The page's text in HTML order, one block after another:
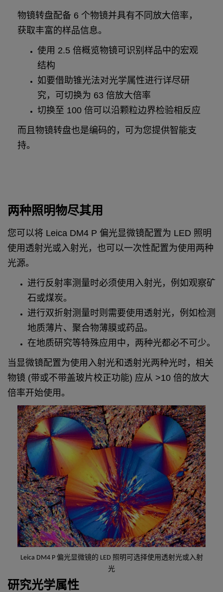
物镜转盘配备 6 个物镜并具有不同放大倍率，
获取丰富的样品信息。
使用 2.5 倍概览物镜可识别样品中的宏观
结构
如要借助锥光法对光学属性进行详尽研
究，可切换为 63 倍放大倍率
切换至 100 倍可以沿颗粒边界检验相反应
而且物镜转盘也是编码的，可为您提供智能支
持。
两种照明物尽其用
您可以将 Leica DM4 P 偏光显微镜配置为 LED 照明
使用透射光或入射光，也可以一次性配置为使用两种
光源。
进行反射率测量时必须使用入射光，例如观察矿
石或煤炭。
进行双折射测量时则需要使用透射光，例如检测
地质薄片、聚合物薄膜或药品。
在地质研究等特殊应用中，两种光都必不可少。
当显微镜配置为使用入射光和透射光两种光时，相关
物镜 (带或不带盖玻片校正功能) 应从 >10 倍的放大
倍率开始使用。
Leica DM4 P 偏光显微镜的 LED 照明可选择使用透射光或入射
光
研究光学属性